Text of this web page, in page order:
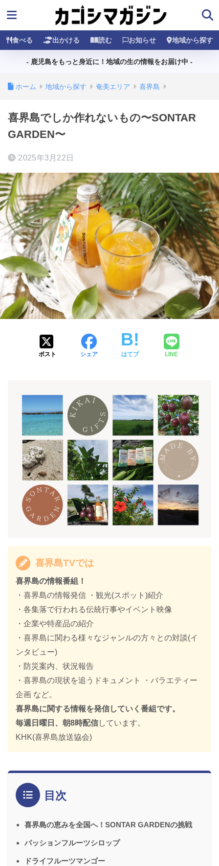
食べる 出かける 読む お知らせ 地域から探す
- 鹿児島をもっと身近に！地域の生の情報をお届け中 -
ホーム 地域から探す 奄美エリア 喜界島
喜界島でしか作れないもの〜SONTAR
GARDEN〜
2025年3月22日
ポスト シェア はてブ LINE
喜界島TVでは
喜界島の情報番組！
・喜界島の情報発信 ・観光(スポット)紹介
・各集落で行われる伝統行事やイベント映像
・企業や特産品の紹介
・喜界島に関わる様々なジャンルの方々との対談(イ
ンタビュー)
・防災案内、状況報告
・喜界島の現状を追うドキュメント ・バラエティー
企画 など。
喜界島に関する情報を発信していく番組です。
毎週日曜日、朝8時配信しています。
KHK(喜界島放送協会)
目次
喜界島の恵みを全国へ！SONTAR GARDENの挑戦
パッションフルーツシロップ
ドライフルーツマンゴー